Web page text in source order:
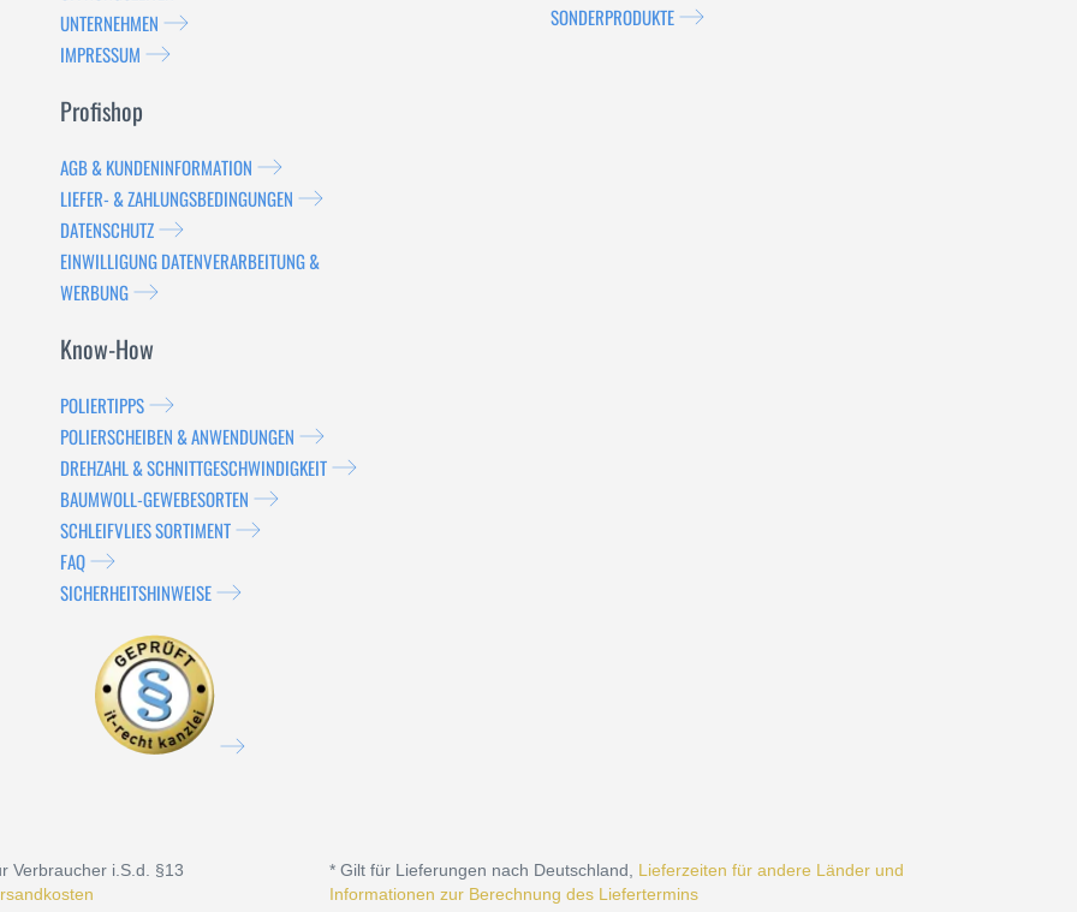
UNTERNEHMEN
IMPRESSUM
Profishop
AGB & KUNDENINFORMATION
LIEFER- & ZAHLUNGSBEDINGUNGEN
DATENSCHUTZ
EINWILLIGUNG DATENVERARBEITUNG &
WERBUNG
Know-How
POLIERTIPPS
POLIERSCHEIBEN & ANWENDUNGEN
DREHZAHL & SCHNITTGESCHWINDIGKEIT
BAUMWOLL-GEWEBESORTEN
SCHLEIFVLIES SORTIMENT
FAQ
SICHERHEITSHINWEISE
SONDERPRODUKTE
Verbraucher i.S.d. §13
* Gilt für Lieferungen nach Deutschland, Lieferzeiten für andere Länder und
Informationen zur Berechnung des Liefertermins